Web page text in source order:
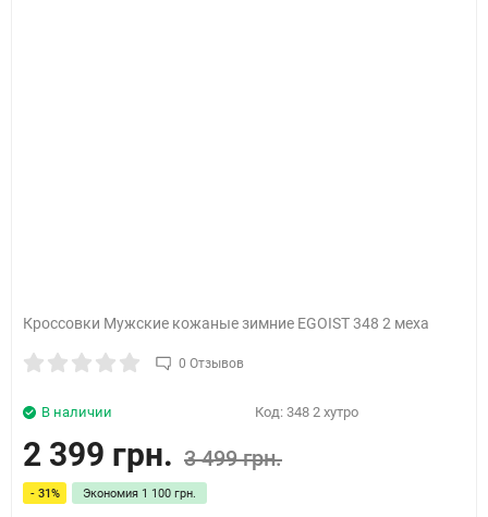
Кроссовки Мужские кожаные зимние EGOIST 348 2 меха
0 Отзывов
В наличии Код: 348 2 хутро
2 399 грн. 3 499 грн.
- 31% Экономия 1 100 грн.